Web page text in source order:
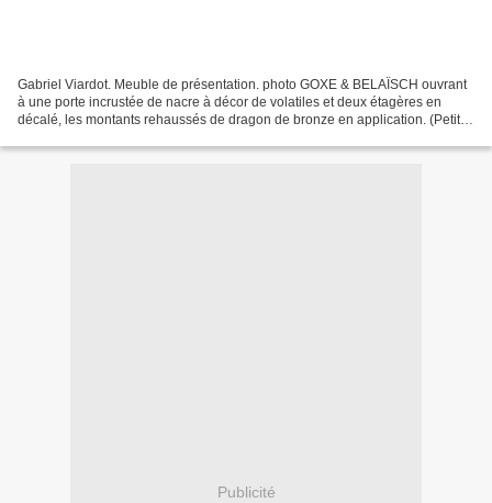
Gabriel Viardot. Meuble de présentation. photo GOXE & BELAÏSCH ouvrant
à une porte incrustée de nacre à décor de volatiles et deux étagères en
décalé, les montants rehaussés de dragon de bronze en application. (Petits
Publicité